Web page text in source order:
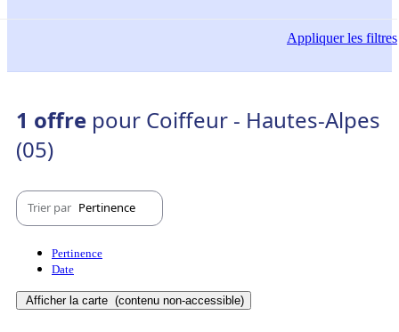
Appliquerles filtres
1 offre pour Coiffeur - Hautes-Alpes
(05)
Trier par Pertinence
Pertinence
Date
Afficher la carte (contenu non-accessible)